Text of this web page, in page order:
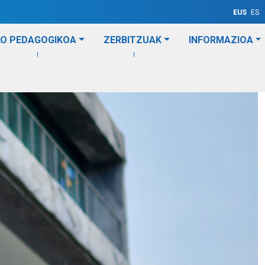
EUS ES
Langileen txokoa Bisita pertsonalizatua
PEDAGOGIKOA ZERBITZUAK INFORMAZIOA